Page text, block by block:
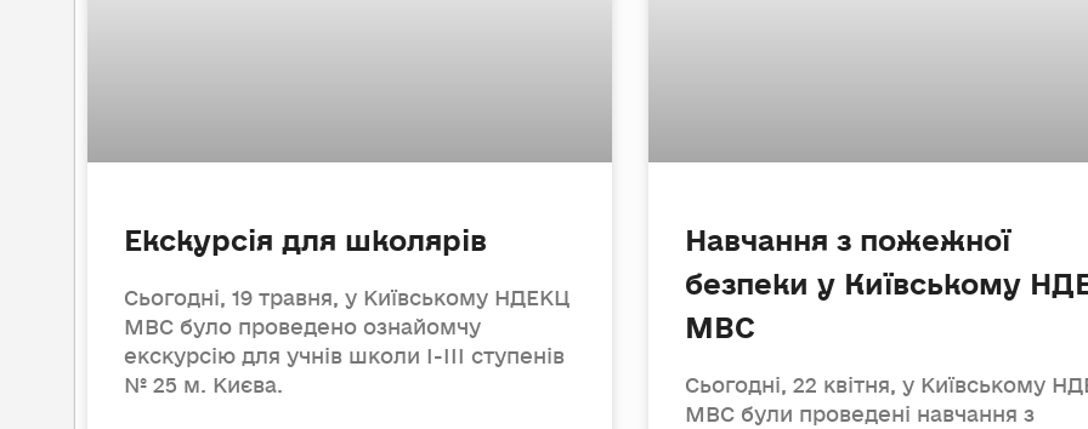
Екскурсія для школярів
Сьогодні, 19 травня, у Київському НДЕКЦ
МВС було проведено ознайомчу
екскурсію для учнів школи І-ІІІ ступенів
№ 25 м. Києва.
Навчання з пожежної
безпеки у Київському
МВС
Сьогодні, 22 квітня, у Київському
МВС були проведені навчання з